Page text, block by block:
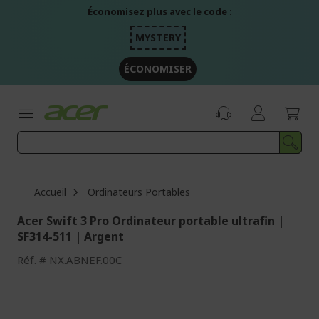
Économisez plus avec le code :
MYSTERY
ÉCONOMISER
Accueil Ordinateurs Portables
Acer Swift 3 Pro Ordinateur portable ultrafin |
SF314-511 | Argent
Réf. NX.ABNEF.00C